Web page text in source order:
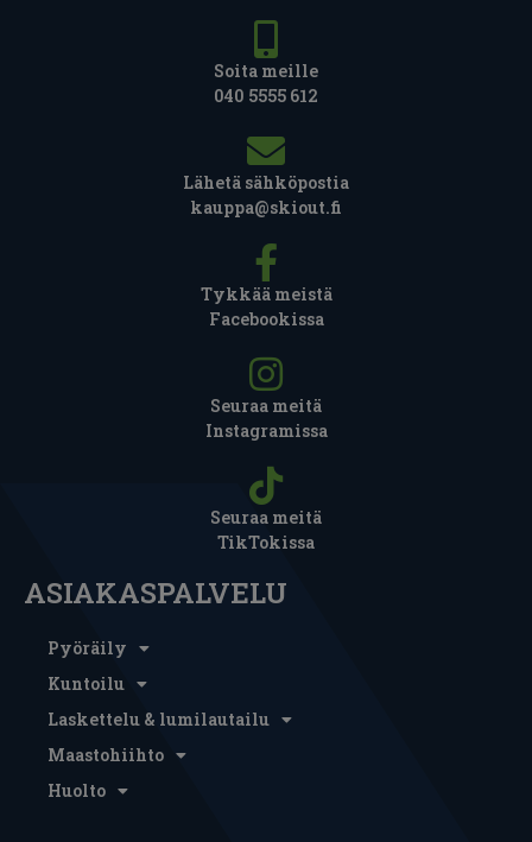
Soita meille
040 5555 612
Lähetä sähköpostia
kauppa@skiout.fi
Tykkää meistä
Facebookissa
Seuraa meitä
Instagramissa
Seuraa meitä
TikTokissa
ASIAKASPALVELU
Pyöräily
Kuntoilu
Laskettelu & lumilautailu
Maastohiihto
Huolto